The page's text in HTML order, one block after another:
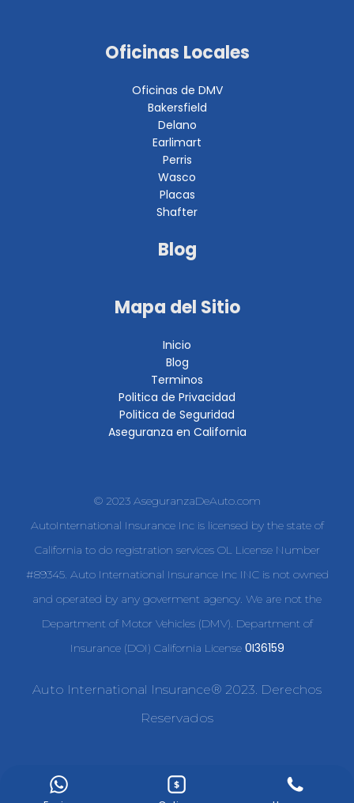
Oficinas Locales
Oficinas de DMV
Bakersfield
Delano
Earlimart
Perris
Wasco
Placas
Shafter
Blog
Mapa del Sitio
Inicio
Blog
Terminos
Politica de Privacidad
Politica de Seguridad
Aseguranza en California
© 2023 AseguranzaDeAuto.com
AutoInternational Insurance Inc is licensed by the state of
California to do registration services OL License Number
#89345. Auto International Insurance Inc INC is not owned
and operated by any goverment agency. We are not the
Department of Motor Vehicles (DMV). Department of
Insurance (DOI) California License 0I36159
Auto International Insurance® 2023. Derechos
Reservados